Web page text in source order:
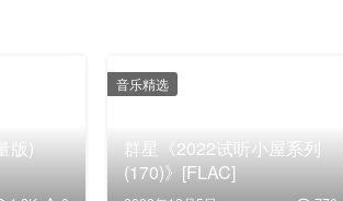
版)
群星《2022试听小屋系列
(170)》[FLAC]
音乐精选